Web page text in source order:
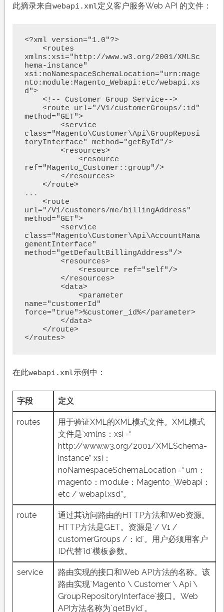
此摘录来自webapi.xml定义客户服务Web API 的文件：
<?xml version="1.0"?>
xmlns:xsi="http://www.w3.org/2001/XMLSc
hema-instance"
xsi:noNamespaceSchemaLocation="urn:mage
nto:module:Magento_Webapi:etc/webapi.xs
d">
method="GET">
class="Magento\Customer\Api\GroupReposi
toryInterface" method="getById"/>
ref="Magento_Customer::group"/>
...
url="/V1/customers/me/billingAddress"
method="GET">
class="Magento\Customer\Api\AccountMana
gementInterface"
method="getDefaultBillingAddress"/>
name="customerId"
force="true">%customer_id%</parameter>
</routes>
在此webapi.xml示例中：
字段 定义
routes
用于验证XML的XML模式文件。XML模式
文件是`xmlns：xsi =“
http://www.w3.org/2001/XMLSchema-
instance” xsi：
noNamespaceSchemaLocation =“ urn：
magento：module：Magento_Webapi：
etc / webapi.xsd”。
route
通过其访问路由的HTTP方法和Web资源。
HTTP方法是GET。资源是`/ V1 /
customerGroups /：id`。用户必须用客户
ID代替`id`模板参数。
service
路由实现的接口和Web API方法的名称。该
路由实现`Magento \ Customer \ Api \
GroupRepositoryInterface`接口。Web
API方法名称为`getById`。